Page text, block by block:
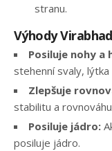
stranu.
Výhody
Posiluje nohy a
stehenní svaly, lýtka
Zlepšuje
stabilitu a
Posiluje jádro:
posiluje jádro.